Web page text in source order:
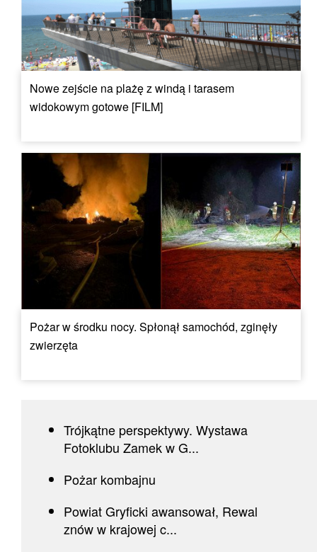
Nowe zejście na plażę z windą i tarasem
widokowym gotowe [FILM]
Pożar w środku nocy. Spłonął samochód, zginęły
zwierzęta
Trójkątne perspektywy. Wystawa
Fotoklubu Zamek w G...
Pożar kombajnu
Powiat Gryficki awansował, Rewal
znów w krajowej c...